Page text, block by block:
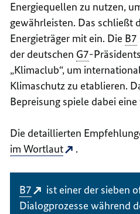
Energiequellen zu nutzen,
gewährleisten. Das schließt
Energieträger mit ein. Die B7
der deutschen G7-
„Klimaclub“, um
Klimaschutz zu etablieren.
Bepreisung spiele dabei
Die detaillierten
im Wortlaut
.
B7
ist einer der sieben
Dialogprozesse während